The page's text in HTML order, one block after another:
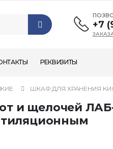
+7
РЕКВИЗИТЫ
ШКАФ ДЛЯ ХРАНЕНИЯ
и щелочей